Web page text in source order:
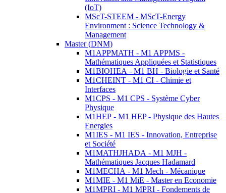
(IoT)
MScT-STEEM - MScT-Energy
Environment : Science Technology &
Management
Master (DNM)
M1APPMATH - M1 APPMS -
Mathématiques Appliquées et Statistiques
M1BIOHEA - M1 BH - Biologie et Santé
M1CHEINT - M1 CI - Chimie et
Interfaces
M1CPS - M1 CPS - Système Cyber
Physique
M1HEP - M1 HEP - Physique des Hautes
Energies
M1IES - M1 IES - Innovation, Entreprise
et Société
M1MATHJHADA - M1 MJH -
Mathématiques Jacques Hadamard
M1MECHA - M1 Mech - Mécanique
M1MIE - M1 MiE - Master en Economie
M1MPRI - M1 MPRI - Fondements de